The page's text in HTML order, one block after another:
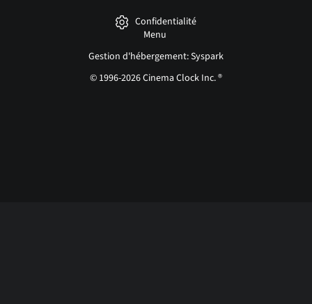
Confidentialité
Menu
Gestion d'hébergement: Syspark
© 1996-2026 Cinema Clock Inc. ®